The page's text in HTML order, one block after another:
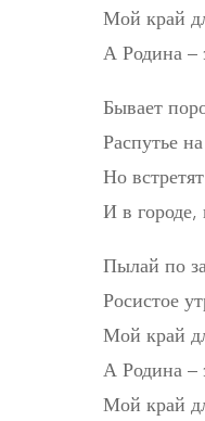
Мой край
А Родина –
Бывает
Распутье
Но
И в городе,
Пылай по
Росистое
Мой край
А Родина –
Мой край